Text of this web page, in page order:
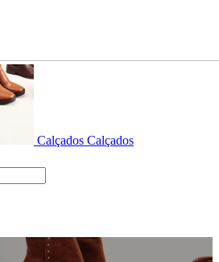
Calçados Calçados